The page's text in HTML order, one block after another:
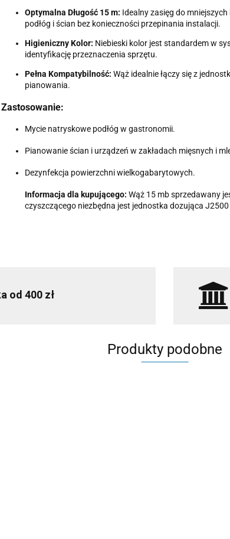
Optymalna Długość 15 m: Idealny zasięg do
podłóg i ścian bez konieczności przepinania instalacji.
Higieniczny Kolor: Niebieski kolor jest standardem w
identyfikację przeznaczenia sprzętu.
Pełna Kompatybilność: Wąż idealnie łączy się z
pianowania.
Zastosowanie:
Mycie natryskowe podłóg w gastronomii.
Pianowanie ścian i urządzeń w zakładach mięsnych i
Dezynfekcja powierzchni wielkogabarytowych.
Informacja dla kupującego: Wąż 15 mb sprzedawany
czyszczącego niezbędna jest jednostka dozująca
od 400 zł
Produkty podobne